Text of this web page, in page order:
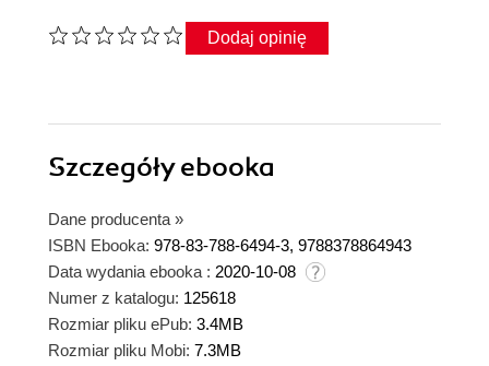
Dodaj opinię
Szczegółyebooka
Dane producenta »
ISBN Ebooka: 978-83-788-6494-3, 9788378864943
Data wydania ebooka : 2020-10-08
Numer z katalogu: 125618
Rozmiar pliku ePub: 3.4MB
Rozmiar pliku Mobi: 7.3MB